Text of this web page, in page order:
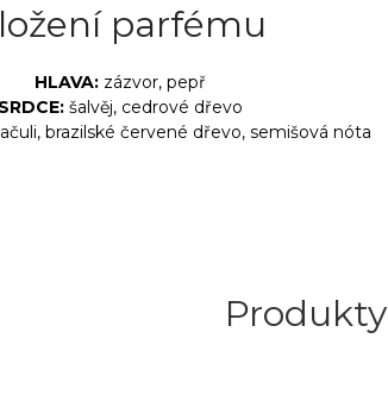
parfému
HLAVA: zázvor, pepř
SRDCE: šalvěj, cedrové dřevo
brazilské červené dřevo, semišová nóta